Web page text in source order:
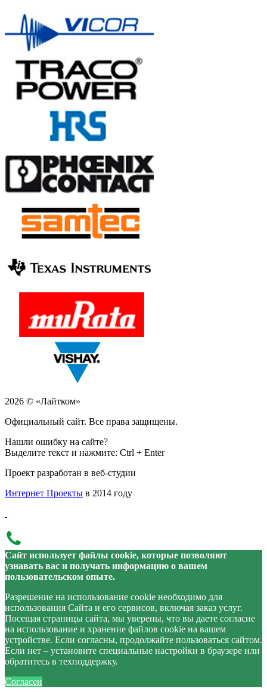
2026 © «Лайтком»
Официальный сайт. Все права защищены.
Нашли ошибку на сайте?
Выделите текст и нажмите: Ctrl + Enter
Проект разработан в веб-студии
Интернет Проекты в 2014 году
Сайт использует файлы cookie, которые позволяют
узнавать вас и получать информацию о вашем
пользовательском опыте.
Разрешение на использование cookie необходимо для
использования Сайта и его сервисов, включая заказ услуг.
Посещая страницы сайта, мы уверены, что вы даете согласие
на использование и хранение файлов cookie на вашем
устройстве. Если согласны, продолжайте пользоваться сайтом.
Если нет – установите специальные настройки в браузере или
обратитесь в техподдержку.
Согласен